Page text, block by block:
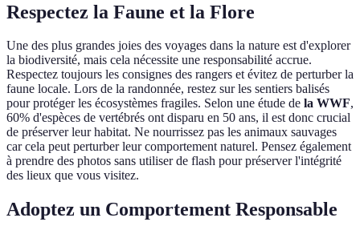
Respectez la Faune et la Flore
Une des plus grandes joies des voyages dans la nature est d'explorer
la biodiversité, mais cela nécessite une responsabilité accrue.
Respectez toujours les consignes des rangers et évitez de perturber la
faune locale. Lors de la randonnée, restez sur les sentiers balisés
pour protéger les écosystèmes fragiles. Selon une étude de la WWF,
60% d'espèces de vertébrés ont disparu en 50 ans, il est donc crucial
de préserver leur habitat. Ne nourrissez pas les animaux sauvages
car cela peut perturber leur comportement naturel. Pensez également
à prendre des photos sans utiliser de flash pour préserver l'intégrité
des lieux que vous visitez.
Adoptez un Comportement Responsable